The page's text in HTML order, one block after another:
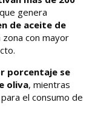
genera
de aceite de
con mayor
porcentaje se
oliva, mientras
el consumo de